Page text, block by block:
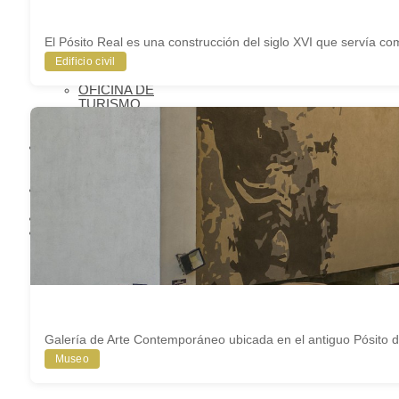
Y
TRANSPORTE
PÚBLICO
OFICINA DE
TURISMO
El Pósito Real es una construcción del siglo XVI que servía
Edificio civil
Galería de Arte Contemporáneo ubicada en el antiguo Pósito
Museo